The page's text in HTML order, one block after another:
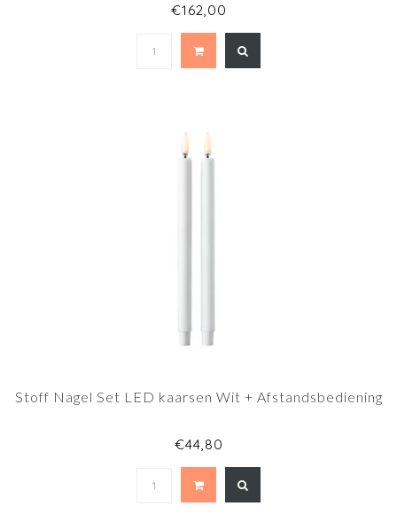
€162,00
Stoff Nagel Set LED kaarsen Wit + Afstandsbediening
€44,80